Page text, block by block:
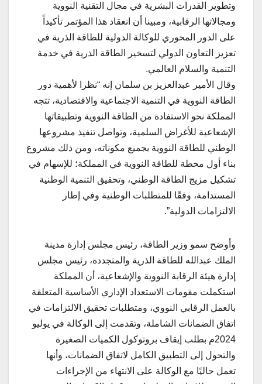
وتطوير القدرات البشرية في مجال التقنية النووية
ومجالاتها الرقابية، ومبينا أن انعقاد هذا المؤتمر تأكيداً
على الدور المحوري للوكالة الدولية للطاقة الذرية في
تعزيز التعاون الدولي لتسخير الطاقة الذرية في خدمة
التنمية والسلام العالمي.
وقال الأمير عبدالعزيز بن سلمان إنه “نظرا لأهمية دور
الطاقة النووية في التنمية الاجتماعية والاقتصادية، تتجه
المملكة نحو الاستفادة من الطاقة النووية وتطبيقاتها
الإشعاعية للأغراض السلمية، وتواصل تنفيذ مشروعها
الوطني للطاقة النووية بجميع مكوناته، ومن ذلك مشروع
بناء أول محطة للطاقة النووية في المملكة؛ للإسهام في
تشكيل مزيج الطاقة الوطني، وتحقيق التنمية الوطنية
المستدامة، وفقًا للمتطلبات الوطنية وفي إطار
الالتزامات الدولية”.
وأوضح سمو وزير الطاقة، رئيس مجلس إدارة مدينة
الملك عبدالله للطاقة الذرية والمتجددة، رئيس مجلس
إدارة هيئة الرقابة النووية والإشعاعية، أن المملكة
استكملت مقومات الاستعداد الإداري الأساسية المتعلقة
بالعمل الرقابي النووي، ومتطلبات تحقيق الالتزامات في
اتفاق الضمانات الشاملة، وتقدمت إلى الوكالة في يوليو
2024م بطلب إيقاف بروتوكول الكميات الصغيرة
والتحول إلى التطبيق الكامل لاتفاق الضمانات، وأنها
تعمل حاليًا مع الوكالة على الانتهاء من الإجراءات